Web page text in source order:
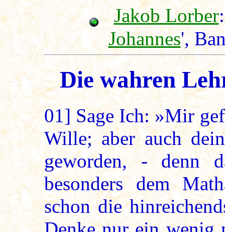
Jakob Lorber
Johannes',
Die wahren
01] Sage Ich: »Mir
Wille; aber auch
geworden, - denn
besonders dem
schon die